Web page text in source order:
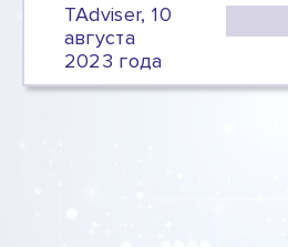
TAdviser, 10
августа
2023 года